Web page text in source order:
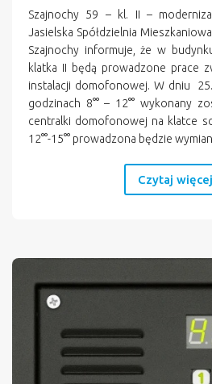
Szajnochy 59 – kl. II –
Jasielska Spółdzielnia
Szajnochy informuje, że w
klatka II będą prowadzone prace
instalacji domofonowej. W dniu
godzinach 8°° – 12°° wykonany
centralki domofonowej na klatce
12°°-15°° prowadzona będzie
Czytaj więcej